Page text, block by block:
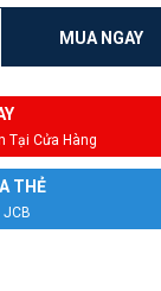
MUA NGAY
Tại Cửa Hàng
THẺ